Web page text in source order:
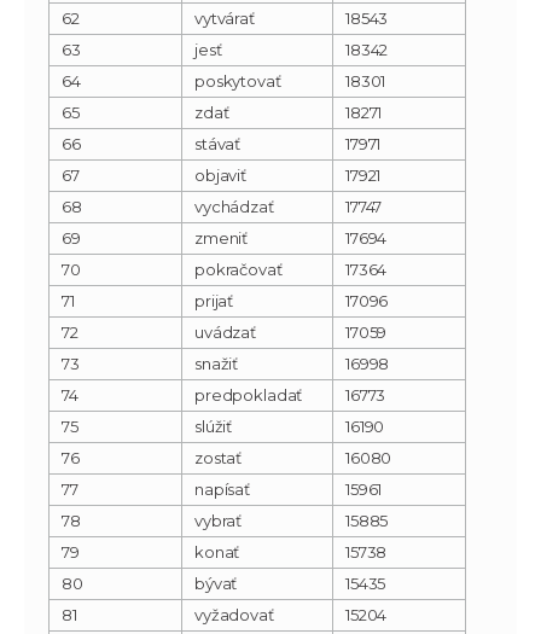
62
vytvárať
18543
63
jesť
18342
64
poskytovať
18301
65
zdať
18271
66
stávať
17971
67
objaviť
17921
68
vychádzať
17747
69
zmeniť
17694
70
pokračovať
17364
71
prijať
17096
72
uvádzať
17059
73
snažiť
16998
74
predpokladať
16773
75
slúžiť
16190
76
zostať
16080
77
napísať
15961
78
vybrať
15885
79
konať
15738
80
bývať
15435
81
vyžadovať
15204